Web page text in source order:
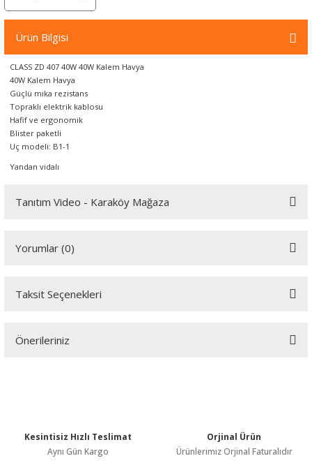
Cihazları
Ürün Bilgisi
CLASS ZD 407 40W 40W Kalem Havya
40W Kalem Havya
Güçlü mika rezistans
Topraklı elektrik kablosu
Hafif ve ergonomik
Blister paketli
Uç modeli: B1-1
Yandan vidalı
Tanıtım Video - Karaköy Mağaza
Yorumlar (0)
Bu ürüne ilk yorumu siz yapın!
Taksit Seçenekleri
Önerileriniz
Ürün resmi kalitesiz, bozuk veya görüntülenemiyor.
Kesintisiz Hızlı Teslimat
Aynı Gün Kargo
Orjinal Ürün
Ürünlerimiz Orjinal Faturalıdır